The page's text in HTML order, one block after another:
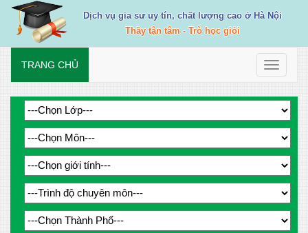
Dịch vụ gia sư uy tín, chất lượng cao ở Hà Nội
Thầy tận tâm - Trò học giỏi
Toggle
TRANG CHỦ